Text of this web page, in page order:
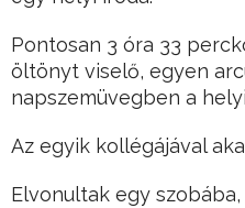
Pontosan 3 óra 33
öltönyt viselő, egyen
napszemüvegben a
Az egyik kollégájával
Elvonultak egy